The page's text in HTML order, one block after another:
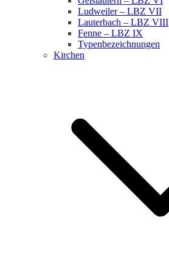
Ludweiler – LBZ VII
Lauterbach – LBZ VIII
Fenne – LBZ IX
Typenbezeichnungen
Kirchen